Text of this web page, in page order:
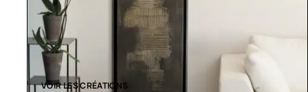
VOIR LES CRÉATIONS